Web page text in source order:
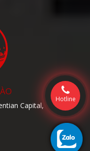
Capital,
Hotline